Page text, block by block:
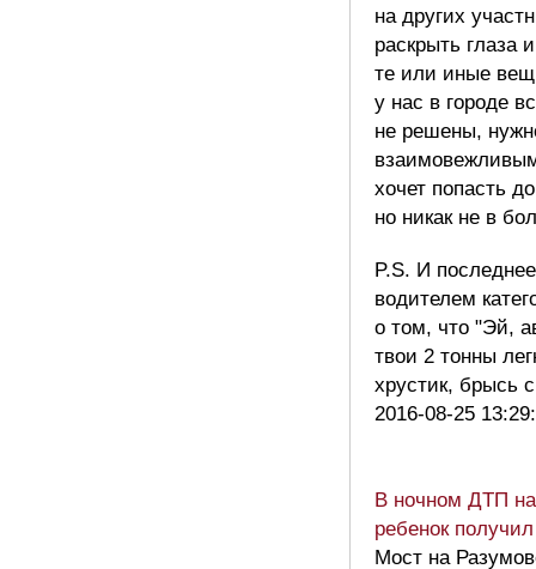
на других
раскрыть глаза
те или иные
у нас в городе
не решены,
хочет попасть
но никак не в
P.S. И
водителем
о том, что "Эй,
твои 2 тонны
хрустик, брысь
2016-08-25
В ночном ДТП
ребенок
Мост на